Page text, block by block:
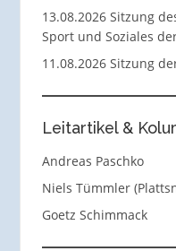
13.08.2026 Sitzung
Sport und Soziales
11.08.2026 Sitzung
Leitartikel &
Andreas Paschko
Niels Tümmler
Goetz Schimmack